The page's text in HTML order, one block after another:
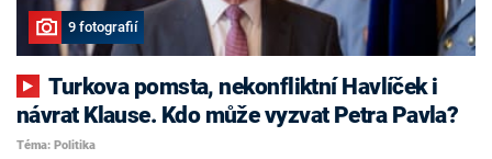
9 fotografií
Turkova pomsta, nekonfliktní Havlíček i
návrat Klause. Kdo může vyzvat Petra Pavla?
Téma: Politika